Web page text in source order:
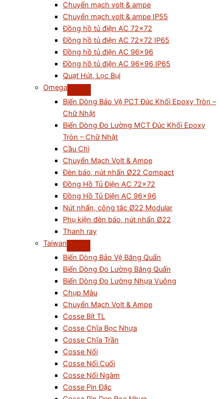
Chuyển mạch volt & ampe
Chuyển mạch volt & ampe IP55
Đồng hồ tủ điện AC 72×72
Đồng hồ tủ điện AC 72×72 IP65
Đồng hồ tủ điện AC 96×96
Đồng hồ tủ điện AC 96×96 IP65
Quạt Hút, Lọc Bụi
Omega
Biến Dòng Bảo Vệ PCT Đúc Khối Epoxy Tròn –
Chữ Nhật
Biến Dòng Đo Lường MCT Đúc Khối Epoxy
Tròn – Chữ Nhật
Cầu Chì
Chuyển Mạch Volt & Ampe
Đèn báo, nút nhấn Ø22 Compact
Đồng Hồ Tủ Điện AC 72×72
Đồng Hồ Tủ Điện AC 96×96
Nút nhấn, công tắc Ø22 Modular
Phụ kiện đèn báo, nút nhấn Ø22
Thanh ray
Taiwan
Biến Dòng Bảo Vệ Băng Quấn
Biến Dòng Đo Lường Băng Quấn
Biến Dòng Đo Lường Nhựa Vuông
Chụp Màu
Chuyển Mạch Volt & Ampe
Cosse Bít TL
Cosse Chĩa Bọc Nhựa
Cosse Chĩa Trần
Cosse Nối
Cosse Nối Cuối
Cosse Nối Ngàm
Cosse Pin Đặc